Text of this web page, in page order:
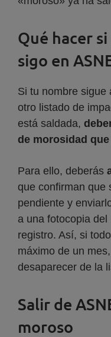
Qué hacer
sigo en
Si tu nombre sigue
otro listado de
está saldada,
de morosidad
Para ello, deberás
que confirman que
pendiente y
a una fotocopia del
registro. Así, si
máximo de un
desaparecer de la
Salir de
moroso